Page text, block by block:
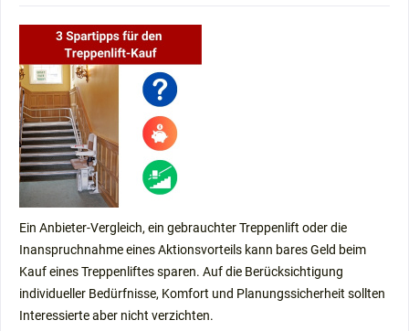
Ein Anbieter-Vergleich, ein gebrauchter Treppenlift oder die
Inanspruchnahme eines Aktionsvorteils kann bares Geld beim
Kauf eines Treppenliftes sparen. Auf die Berücksichtigung
individueller Bedürfnisse, Komfort und Planungssicherheit sollten
Interessierte aber nicht verzichten.